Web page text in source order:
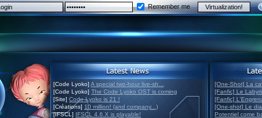
Remember me
[Code Lyoko] A special two-hour live-sh...
[Code Lyoko] The Code Lyoko OST is coming
[Site] Code Lyoko is 21 !
[Créations] 10 million! (and company...)
[IFSCL] IFSCL 4.6.X is playable!
[One-Shot] La
[Fanfic] Le
[Fanfic]
[One-shot] Le
Potentiel come